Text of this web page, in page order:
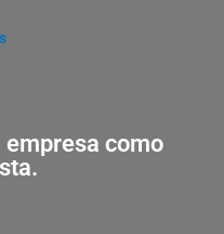
como